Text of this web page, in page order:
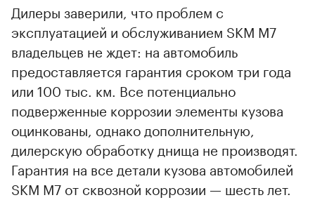
Дилеры заверили, что проблем с
эксплуатацией и обслуживанием SKM M7
владельцев не ждет: на автомобиль
предоставляется гарантия сроком три года
или 100 тыс. км. Все потенциально
подверженные коррозии элементы кузова
оцинкованы, однако дополнительную,
дилерскую обработку днища не производят.
Гарантия на все детали кузова автомобилей
SKM M7 от сквозной коррозии — шесть лет.